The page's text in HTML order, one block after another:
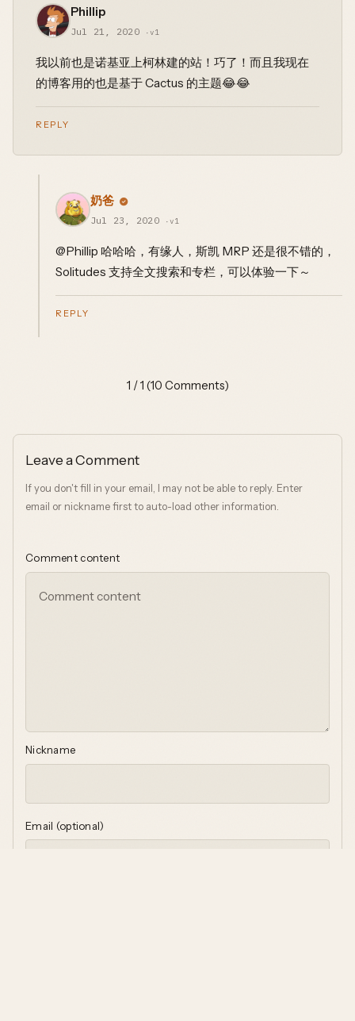
Phillip
Jul 21, 2020 ·v1
我以前也是诺基亚上柯林建的站！巧了！而且我现在
的博客用的也是基于 Cactus 的主题😂😂
REPLY
奶爸
Jul 23, 2020 ·v1
@Phillip 哈哈哈，有缘人，斯凯 MRP 还是很不错的，
Solitudes 支持全文搜索和专栏，可以体验一下～
REPLY
1 / 1 (10 Comments)
Leave a Comment
If you don't fill in your email, I may not be able to reply. Enter
email or nickname first to auto-load other information.
Comment content
Nickname
Email (optional)